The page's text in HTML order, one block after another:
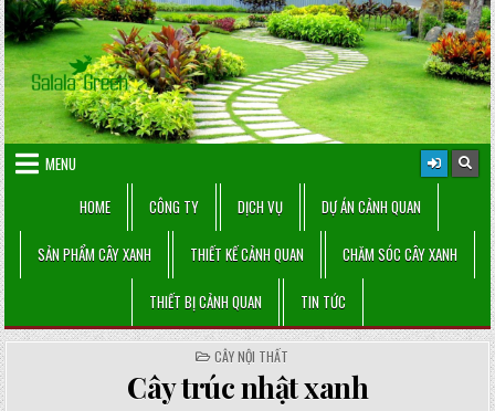
Skip
to
content
MENU
HOME
CÔNG TY DỊCH VỤ DỰ ÁN CẢNH QUAN
SẢN PHẨM CÂY XANH THIẾT KẾ CẢNH QUAN CHĂM SÓC CÂY XANH
THIẾT BỊ CẢNH QUAN TIN TỨC
POSTED
IN
CÂY NỘI THẤT
Cây trúc nhật xanh